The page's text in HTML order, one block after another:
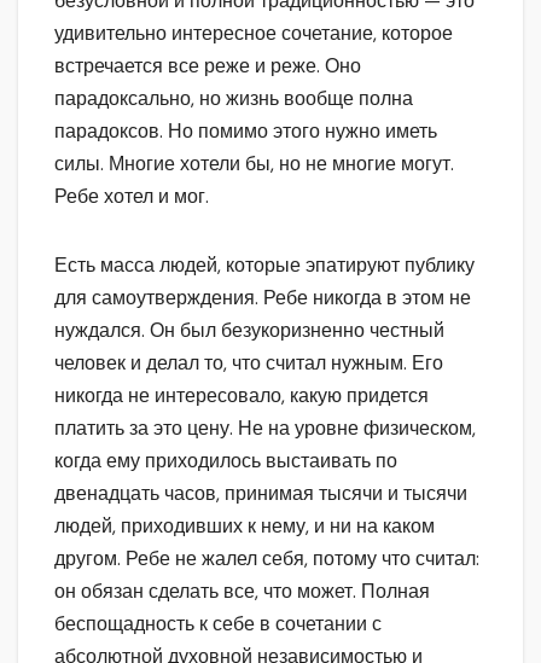
удивительно интересное сочетание, которое
встречается все реже и реже. Оно
парадоксально, но жизнь вообще полна
парадоксов. Но помимо этого нужно иметь
силы. Многие хотели бы, но не многие могут.
Ребе хотел и мог.
Есть масса людей, которые эпатируют публику
для самоутверждения. Ребе никогда в этом не
нуждался. Он был безукоризненно честный
человек и делал то, что считал нужным. Его
никогда не интересовало, какую придется
платить за это цену. Не на уровне физическом,
когда ему приходилось выстаивать по
двенадцать часов, принимая тысячи и тысячи
людей, приходивших к нему, и ни на каком
другом. Ребе не жалел себя, потому что считал:
он обязан сделать все, что может. Полная
беспощадность к себе в сочетании с
абсолютной духовной независимостью и